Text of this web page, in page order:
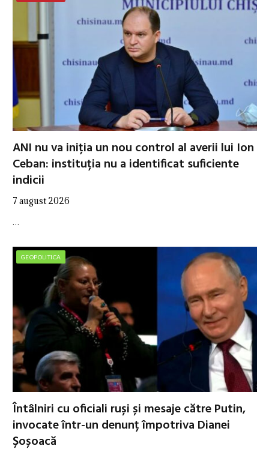
ANI nu va iniția un nou control al averii lui Ion
Ceban: instituția nu a identificat suficiente
indicii
7 august 2026
…
GEOPOLITICA
Întâlniri cu oficiali ruși și mesaje către Putin,
invocate într-un denunț împotriva Dianei
Șoșoacă